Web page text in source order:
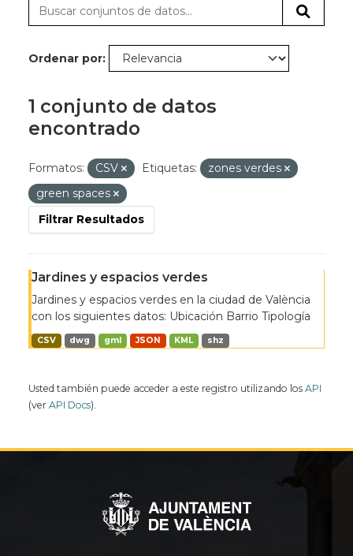
Ordenar por
1 conjunto de datos
encontrado
Formatos: CSV Etiquetas:
zones verdes
green spaces
Filtrar Resultados
Jardines y espacios verdes
Jardines y espacios verdes en la ciudad de València
con los siguientes datos: Ubicación Barrio Tipología
CSV dwg gml JSON KML shz
Usted también puede acceder a este registro utilizando los API
(ver API Docs).